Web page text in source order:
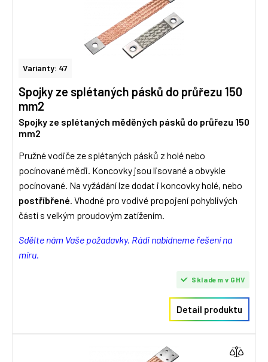
Varianty: 47
Spojky ze splétaných pásků do průřezu 150
mm2
Spojky ze splétaných měděných pásků do průřezu 150
mm2
Pružné vodiče ze splétaných pásků z holé nebo
pocínované měďi. Koncovky jsou lisované a obvykle
pocínované. Na vyžádání lze dodat i koncovky holé, nebo
postříbřené . Vhodné pro vodivé propojení pohyblivých
částí s velkým proudovým zatížením.
Sdělte nám Vaše požadavky. Rádi nabídneme řešení na
míru.
Skladem v GHV
Detail produktu